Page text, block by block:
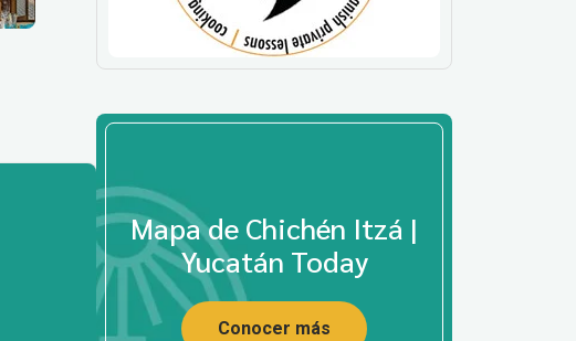
Mapa de Chichén Itzá |
Yucatán Today
Conocer más